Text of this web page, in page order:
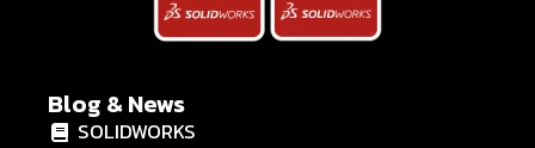
Blog & News
SOLIDWORKS